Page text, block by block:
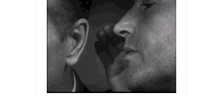
članarina
kontakt
besplatna e-knjiga
termini treninga